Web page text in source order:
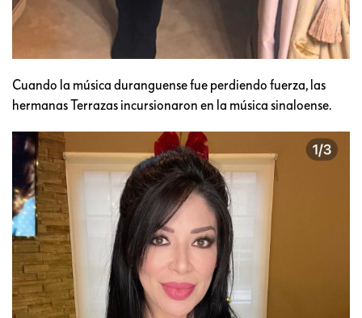
Cuando la música duranguense fue perdiendo fuerza, las
hermanas Terrazas incursionaron en la música sinaloense.